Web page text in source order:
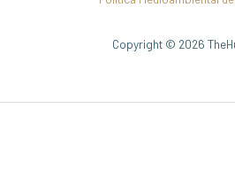
Copyright © 2026